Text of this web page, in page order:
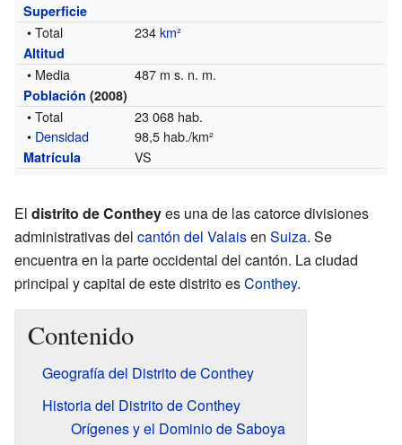
Superficie
• Total 234km²
Altitud
• Media 487 m s. n. m.
Población (2008)
• Total
23 068 hab.
• Densidad 98,5 hab./km²
Matrícula VS
El distrito de Contheyes una de las catorce divisiones
administrativas del cantón del Valaisen Suiza. Se
encuentra en la parte occidental del cantón. La ciudad
principal y capital de este distrito esConthey.
Contenido
Geografía del Distrito de Conthey
Historia del Distrito de Conthey
Orígenes y el Dominio de Saboya